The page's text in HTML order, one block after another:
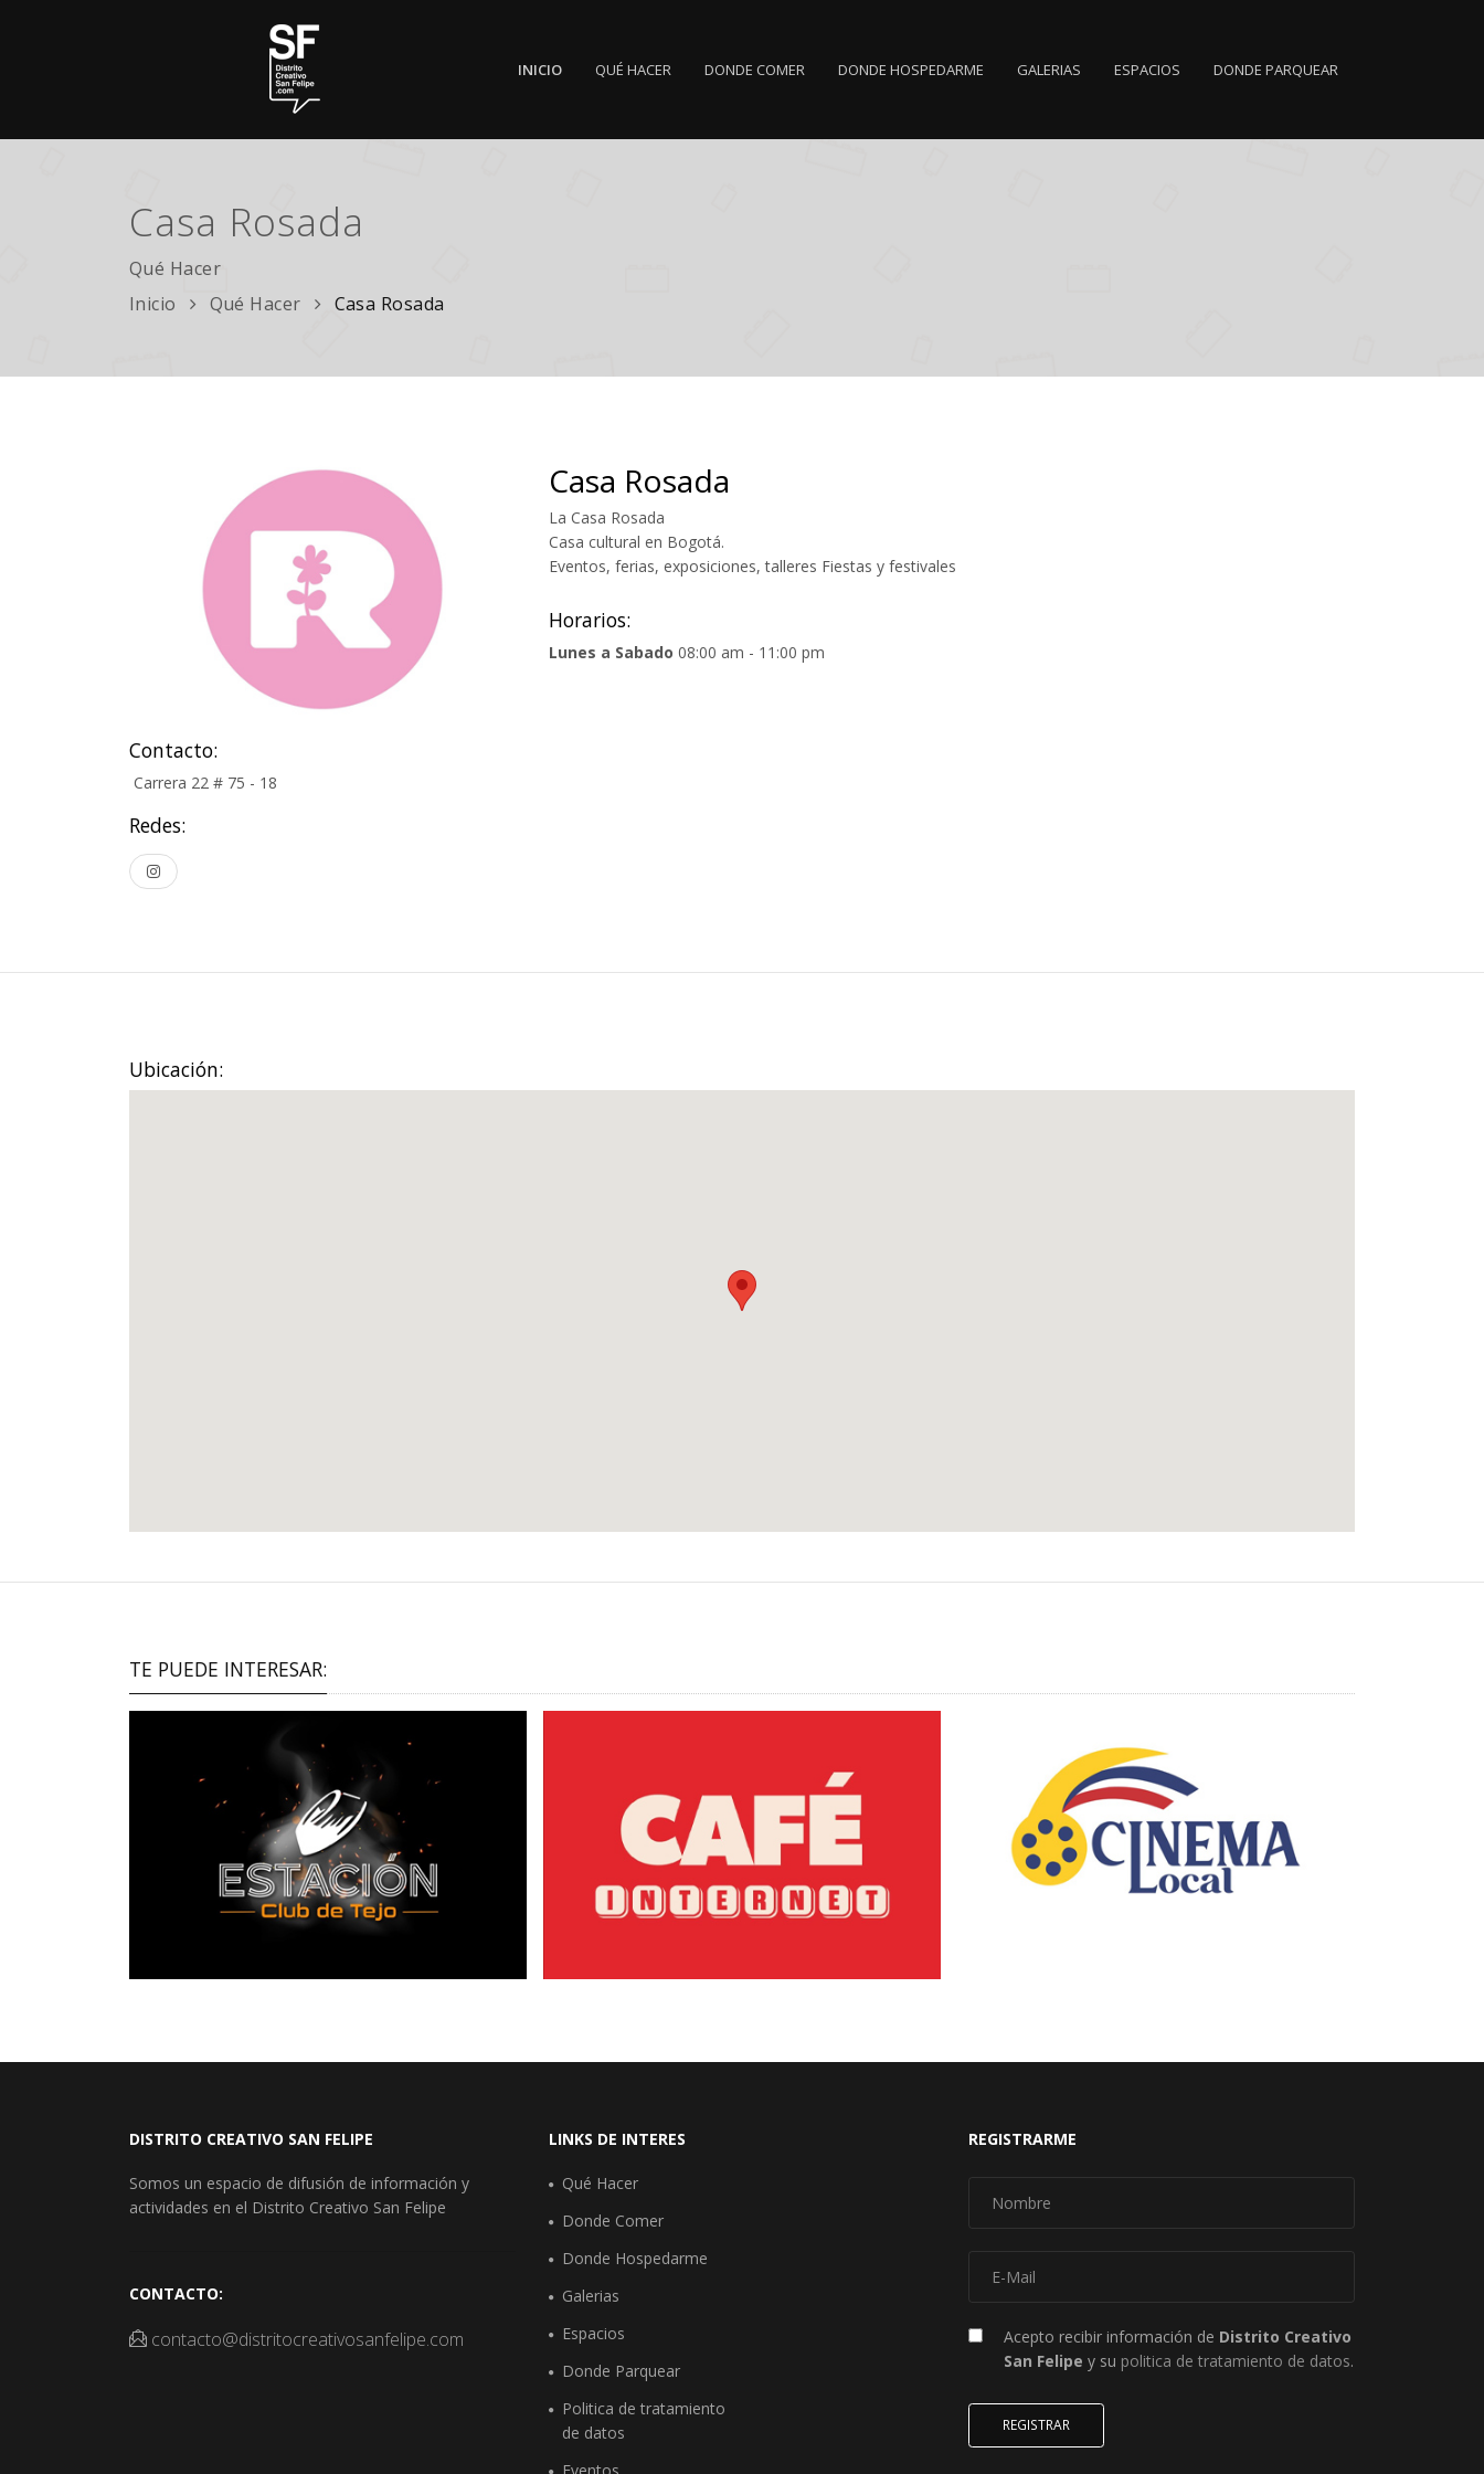
INICIO QUÉ HACER DONDE COMER DONDE HOSPEDARME GALERIAS ESPACIOS DONDE PARQUEAR
Casa Rosada
Qué Hacer
Inicio
Qué Hacer Casa Rosada
Contacto:
Carrera 22 # 75 - 18
Redes:
Casa Rosada
La Casa Rosada
Casa cultural en Bogotá.
Eventos, ferias, exposiciones, talleres Fiestas y festivales
Horarios:
Lunes a Sabado 08:00 am - 11:00 pm
Ubicación:
TE PUEDE INTERESAR:
DISTRITO CREATIVO SAN FELIPE
Somos un espacio de difusión de información y
actividades en el Distrito Creativo San Felipe
CONTACTO:
contacto@distritocreativosanfelipe.com
LINKS DE INTERES
Qué Hacer
Donde Comer
Donde Hospedarme
Galerias
Espacios
Donde Parquear
Politica de tratamiento
de datos
REGISTRARME
Acepto recibir información de Distrito Creativo
San Felipe y su politica de tratamiento de datos.
REGISTRAR